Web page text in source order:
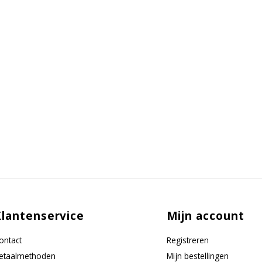
Mijn account
Registreren
Mijn bestellingen